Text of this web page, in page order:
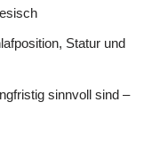
Statur und
sinnvoll sind –